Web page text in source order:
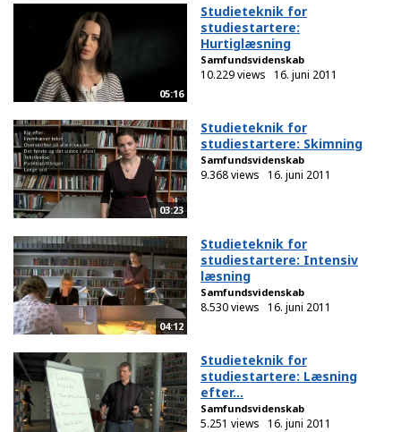
05:16
Studieteknik for
studiestartere:
Hurtiglæsning
Samfundsvidenskab
10.229 views 16. juni 2011
03:23
Studieteknik for
studiestartere: Skimning
Samfundsvidenskab
9.368 views 16. juni 2011
04:12
Studieteknik for
studiestartere: Intensiv
læsning
Samfundsvidenskab
8.530 views 16. juni 2011
Studieteknik for
studiestartere: Læsning
efter...
Samfundsvidenskab
5.251 views 16. juni 2011